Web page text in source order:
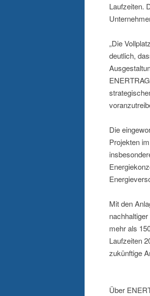
Laufzeiten.
„Die
deutlich,
Die
Projekten
Mit den
mehr als
Laufzeiten
zukünftige
Über